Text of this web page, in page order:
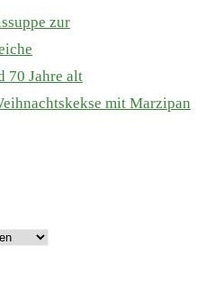
zur
70 Jahre alt
mit Marzipan